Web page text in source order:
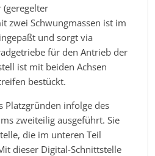
zwei Schwungmassen ist im
und sorgt via
für den Antrieb der
ist mit beiden Achsen
bestückt.
Platzgründen infolge des
zweiteilig ausgeführt. Sie
die im unteren Teil
dieser Digital-Schnittstelle